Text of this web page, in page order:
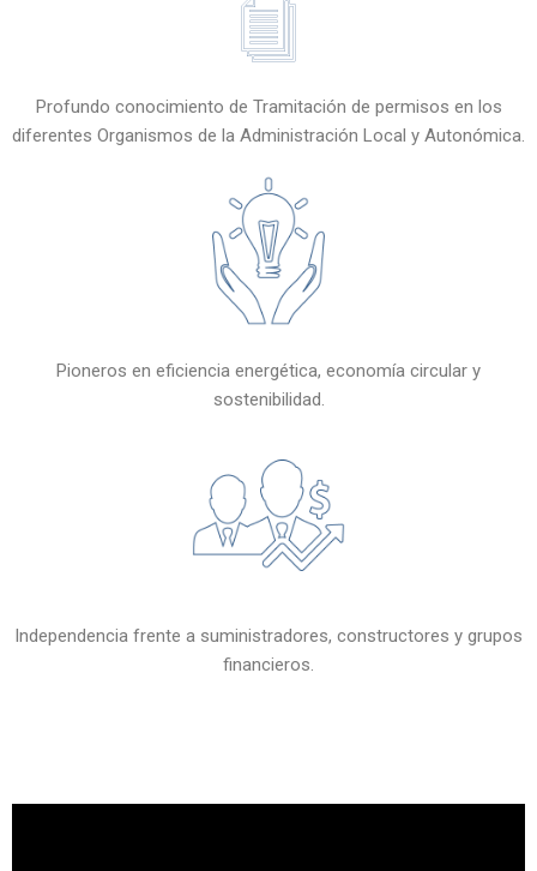
Profundo conocimiento de Tramitación de permisos en los
diferentes Organismos de la Administración Local y Autonómica.
Pioneros en eficiencia energética, economía circular y
sostenibilidad.
Independencia frente a suministradores, constructores y grupos
financieros.